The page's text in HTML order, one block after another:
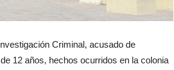
Criminal, acusado de
12 años, hechos ocurridos en la colonia